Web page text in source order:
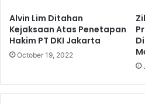
Alvin Lim Ditahan
Kejaksaan Atas Penetapan
Hakim PT DKI Jakarta
October 19, 2022